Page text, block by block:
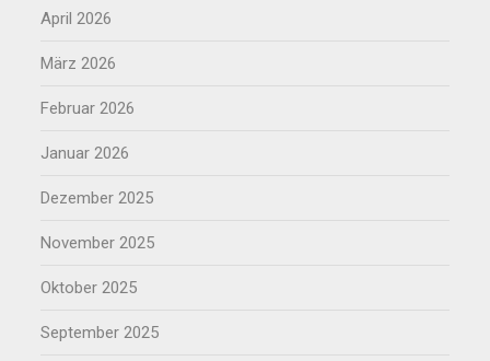
April 2026
März 2026
Februar 2026
Januar 2026
Dezember 2025
November 2025
Oktober 2025
September 2025